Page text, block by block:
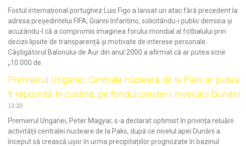
Fostul internațional portughez Luis Figo a lansat un atac fără precedent la
adresa președintelui FIFA, Gianni Infantino, solicitându-i public demisia și
acuzându-l că a compromis imaginea forului mondial al fotbalului prin
decizii lipsite de transparență și motivate de interese personale.
Câștigătorul Balonului de Aur din anul 2000 a afirmat că ar putea scrie
„10.000 de
Premierul Ungariei: Centrala nucleară de la Paks ar putea
fi repornită în curând, pe fondul creșterii nivelului Dunării
13:20
Premierul Ungariei, Peter Magyar, s-a declarat optimist în privința reluării
activității centralei nucleare de la Paks, după ce nivelul apei Dunării a
început să crească ușor în urma precipitațiilor prognozate în bazinul